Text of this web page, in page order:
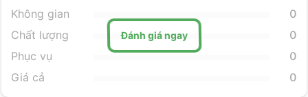
Đánh giá ngay
Không gian
0
Chất lượng
0
Phục vụ
0
Giá cả
0